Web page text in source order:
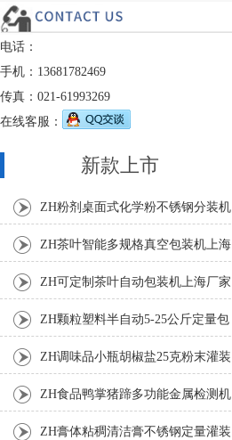
电话：
手机：13681782469
传真：021-61993269
在线客服：
新款上市
ZH粉剂桌面式化学粉不锈钢分装机
ZH茶叶智能多规格真空包装机上海
厂家 ZH可定制茶叶自动包装机上海厂家
ZH颗粒塑料半自动5-25公斤定量包
装机 ZH调味品小瓶胡椒盐25克粉末灌装
ZH食品鸭掌猪蹄多功能金属检测机
ZH膏体粘稠清洁膏不锈钢定量灌装